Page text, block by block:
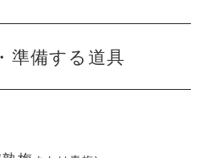
準備する道具